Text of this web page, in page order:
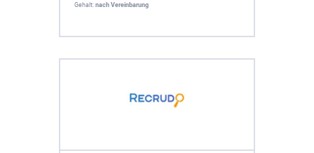
Gehalt: nach Vereinbarung